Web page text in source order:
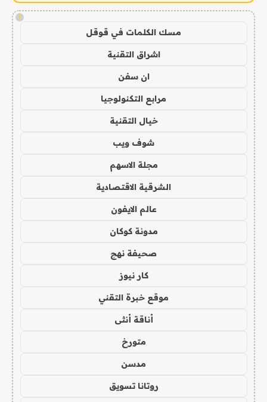
!
مسك الكلمات في قوقل
اشراق التقنية
ان سفن
مرابع التكنولوجيا
خيال التقنية
شوف ويب
مجلة الاسهم
الشرقية الاقتصادية
عالم الايفون
مدونة كوكان
صحيفة نهج
كار نيوز
موقع خبرة التقني
أناقة أنثى
متورخ
مدسن
روتانا تسويق